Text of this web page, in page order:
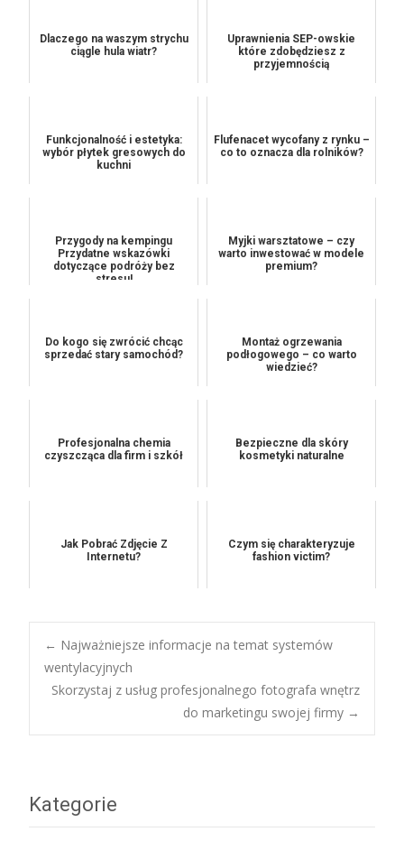
Dlaczego na waszym strychu
ciągle hula wiatr?
Uprawnienia SEP-owskie
które zdobędziesz z
przyjemnością
Funkcjonalność i estetyka:
wybór płytek gresowych do
kuchni
Flufenacet wycofany z rynku –
co to oznacza dla rolników?
Przygody na kempingu
Przydatne wskazówki
dotyczące podróży bez
stresu!
Myjki warsztatowe – czy
warto inwestować w modele
premium?
Do kogo się zwrócić chcąc
sprzedać stary samochód?
Montaż ogrzewania
podłogowego – co warto
wiedzieć?
Profesjonalna chemia
czyszcząca dla firm i szkół
Bezpieczne dla skóry
kosmetyki naturalne
Jak Pobrać Zdjęcie Z
Internetu?
Czym się charakteryzuje
fashion victim?
Post
navigation
← Najważniejsze informacje na temat systemów
wentylacyjnych
Skorzystaj z usług profesjonalnego fotografa wnętrz
do marketingu swojej firmy →
Kategorie